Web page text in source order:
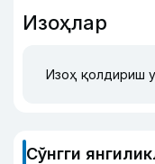
Изоҳлар
Изоҳ қолдириш
Сўнгги